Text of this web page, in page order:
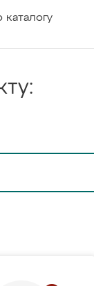
каталогу